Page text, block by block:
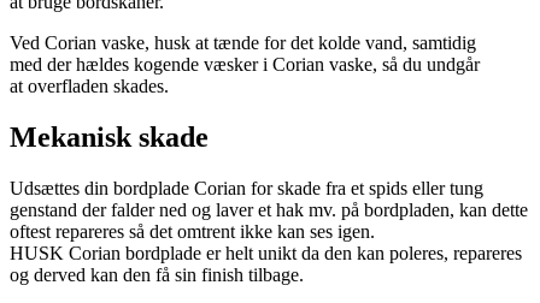
Ved Corian vaske, husk at tænde for det kolde vand, samtidig
med der hældes kogende væsker i Corian vaske, så du undgår
at overfladen skades.
Mekanisk skade
Udsættes din bordplade Corian for skade fra et spids eller tung
genstand der falder ned og laver et hak mv. på bordpladen, kan dette
oftest repareres så det omtrent ikke kan ses igen.
HUSK Corian bordplade er helt unikt da den kan poleres, repareres
og derved kan den få sin finish tilbage.